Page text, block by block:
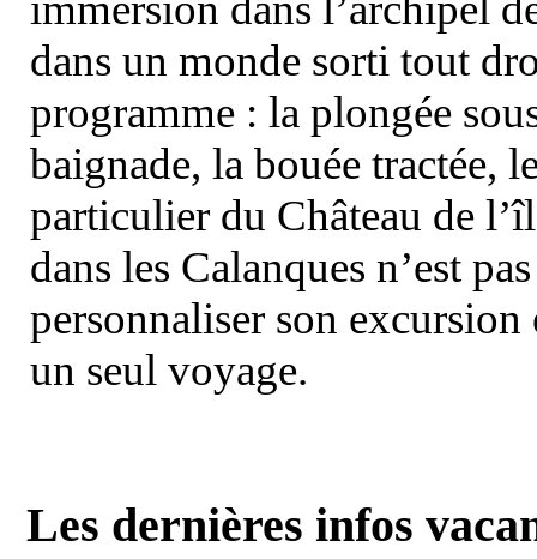
dans un monde sorti tout
programme : la plongée
baignade, la bouée tractée,
particulier du Château de
dans les Calanques n’est
personnaliser son
un seul voyage.
Les dernières infos